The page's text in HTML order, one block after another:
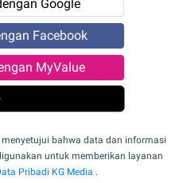
Google
Facebook
MyValue
menyetujui bahwa data dan informasi
untuk memberikan layanan
Pribadi KG Media .